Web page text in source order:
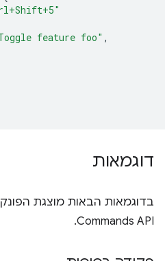
feature foo" ,
דוגמאות
בדוגמאות הבאות מוצגת
Commands API.